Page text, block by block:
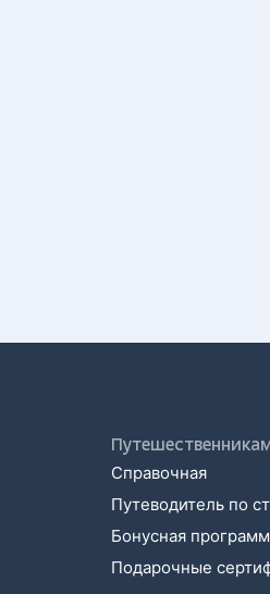
Справочная
Путеводитель по
Бонусная
Подарочные